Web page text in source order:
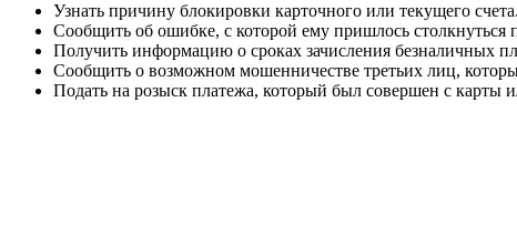
Узнать причину блокировки карточного или текущего счета.
Сообщить об ошибке, с которой ему пришлось
Получить информацию о сроках зачисления безналичных
Сообщить о возможном мошенничестве третьих лиц,
Подать на розыск платежа, который был совершен с карты